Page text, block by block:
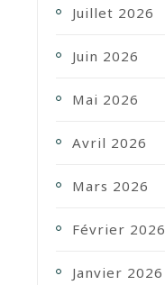
Juillet 2026
Juin 2026
Mai 2026
Avril 2026
Mars 2026
Février 2026
Janvier 2026